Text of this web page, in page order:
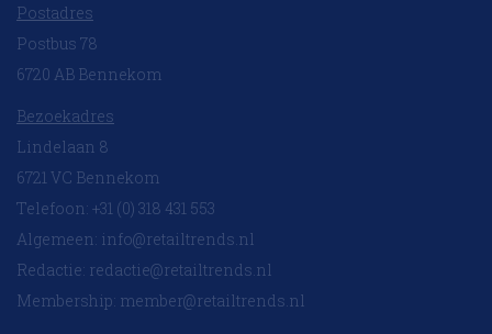
Postadres
Postbus 78
6720 AB Bennekom
Bezoekadres
Lindelaan 8
6721 VC Bennekom
Telefoon: +31 (0) 318 431 553
Algemeen: info@retailtrends.nl
Redactie: redactie@retailtrends.nl
Membership: member@retailtrends.nl